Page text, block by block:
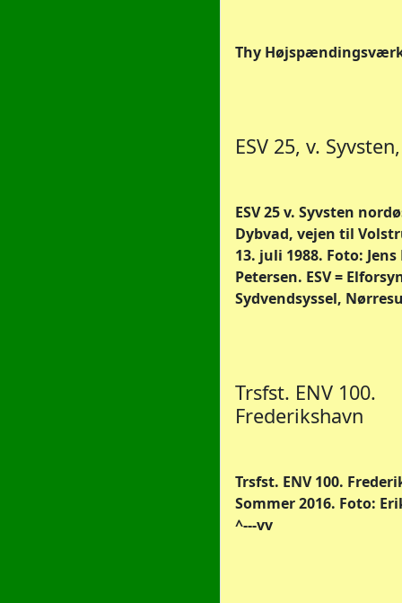
Thy
ESV 25, v.
ESV 25 v. Syvsten
Dybvad, vejen til
13. juli 1988. Foto:
Petersen. ESV =
Sydvendsyssel,
Trsfst. ENV 100.
Frederikshavn
Trsfst. ENV 100.
Sommer 2016. Foto:
^---vv